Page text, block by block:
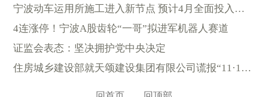
宁波动车运用所施工进入新节点 预计4月全面投入使用
4连涨停！宁波A股齿轮“一哥”拟进军机器人赛道
证监会表态：坚决拥护党中央决定
住房城乡建设部就天颂建设集团有限公司谎报“11·18”较大事故约谈浙江省住房城乡建设厅